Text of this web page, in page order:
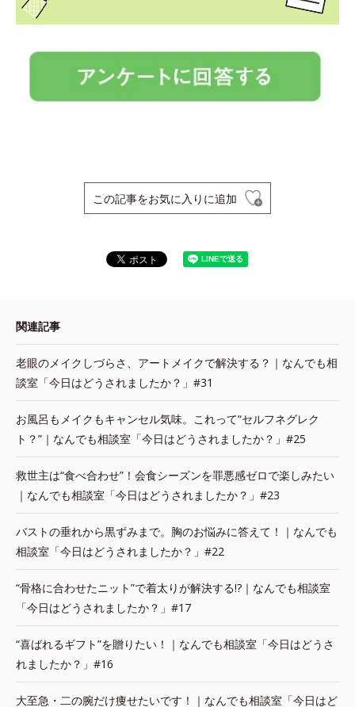
この記事をお気に入りに追加
関連記事
老眼のメイクしづらさ、アートメイクで解決する？｜なんでも相
談室「今日はどうされましたか？」#31
お風呂もメイクもキャンセル気味。これって“セルフネグレク
ト？”｜なんでも相談室「今日はどうされましたか？」#25
救世主は“食べ合わせ”！会食シーズンを罪悪感ゼロで楽しみたい
｜なんでも相談室「今日はどうされましたか？」#23
バストの垂れから黒ずみまで。胸のお悩みに答えて！｜なんでも
相談室「今日はどうされましたか？」#22
“骨格に合わせたニット”で着太りが解決する!?｜なんでも相談室
「今日はどうされましたか？」#17
“喜ばれるギフト”を贈りたい！｜なんでも相談室「今日はどうさ
れましたか？」#16
大至急・二の腕だけ痩せたいです！｜なんでも相談室「今日はど